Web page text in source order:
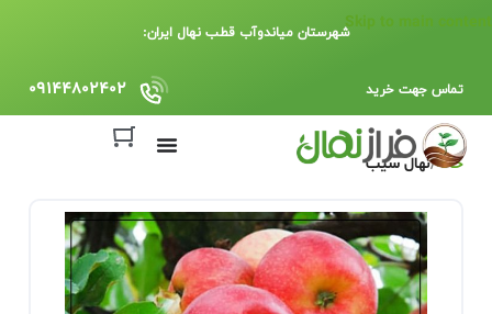
Skip to main contentشهرستان میاندوآب قطب نهال ایران:
09144802402 تماس جهت خرید
خانه نهال سیب